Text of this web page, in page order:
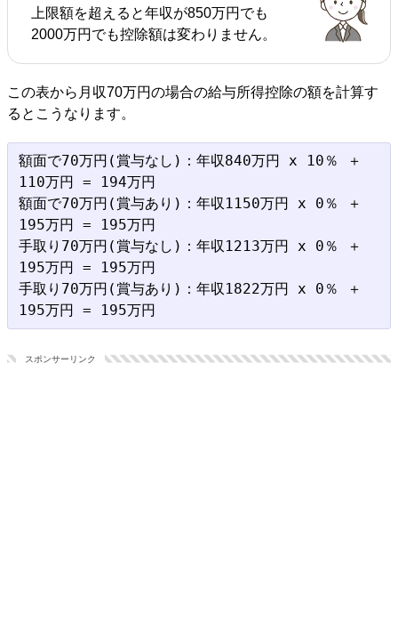
上限額を超えると年収が850万円でも
2000万円でも控除額は変わりません。
この表から月収70万円の場合の給与所得控除の額を計算す
るとこうなります。
額面で70万円(賞与なし)：年収840万円 x 10％ ＋
110万円 = 194万円
額面で70万円(賞与あり)：年収1150万円 x 0％ ＋
195万円 = 195万円
手取り70万円(賞与なし)：年収1213万円 x 0％ ＋
195万円 = 195万円
手取り70万円(賞与あり)：年収1822万円 x 0％ ＋
スポンサーリンク